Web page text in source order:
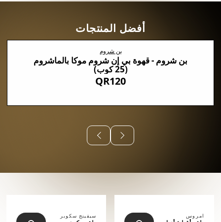
أفضل المنتجات
بن شروم
بن شروم - قهوة بي إن شروم موكا بالماشروم
(25 كوب)
QR120
امروس سيفينج سكوير